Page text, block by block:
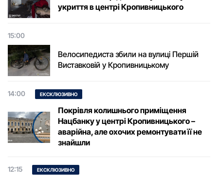
укриття в центрі Кропивницького
15:00
Велосипедиста збили на вулиці Першій
Виставковій у Кропивницькому
14:00 ЕКСКЛЮЗИВНО
Покрівля колишнього приміщення
Нацбанку у центрі Кропивницького –
аварійна, але охочих ремонтувати її не
знайшли
12:15 ЕКСКЛЮЗИВНО